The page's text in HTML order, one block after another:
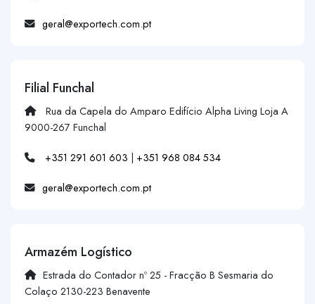
geral@exportech.com.pt
Filial Funchal
Rua da Capela do Amparo Edifício Alpha Living Loja A
9000-267 Funchal
+351 291 601 603 | +351 968 084 534
geral@exportech.com.pt
Armazém Logístico
Estrada do Contador nº 25 - Fracção B Sesmaria do
Colaço 2130-223 Benavente